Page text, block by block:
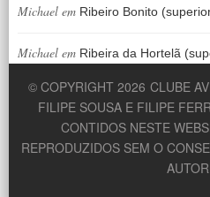
Michael em Ribeiro Bonito
Michael em Ribeira da Hortelã
© COPYRIGHT 2026 CLUBE
FILIPE SOUSA E FILIPE
CONTIDOS NESTE
REPRODUZIDOS SEM O